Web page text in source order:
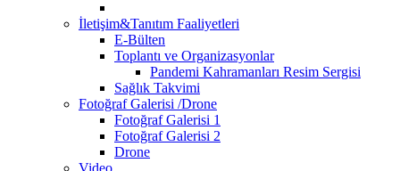
İletişim&Tanıtım Faaliyetleri
E-Bülten
Toplantı ve Organizasyonlar
Pandemi Kahramanları Resim Sergisi
Sağlık Takvimi
Fotoğraf Galerisi /Drone
Fotoğraf Galerisi 1
Fotoğraf Galerisi 2
Drone
Video